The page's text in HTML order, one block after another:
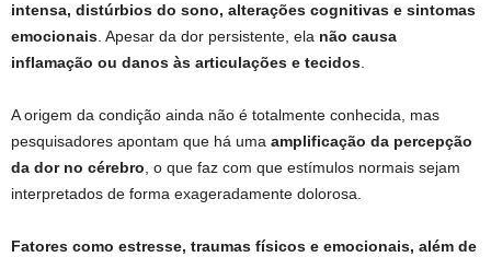
intensa, distúrbios do sono, alterações cognitivas e sintomas
emocionais. Apesar da dor persistente, ela não causa
inflamação ou danos às articulações e tecidos.
A origem da condição ainda não é totalmente conhecida, mas
pesquisadores apontam que há uma amplificação da percepção
da dor no cérebro, o que faz com que estímulos normais sejam
interpretados de forma exageradamente dolorosa.
Fatores como estresse, traumas físicos e emocionais, além de